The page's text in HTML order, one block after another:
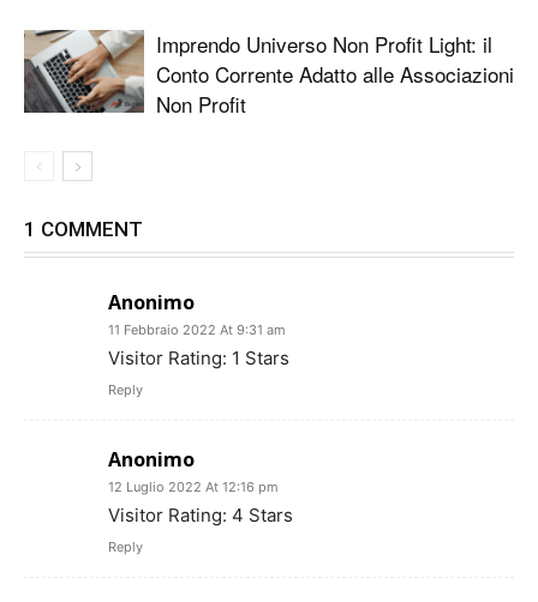
Imprendo Universo Non Profit Light: il
Conto Corrente Adatto alle Associazioni
Non Profit
1 COMMENT
Anonimo
11 Febbraio 2022 At 9:31 am
Visitor Rating: 1 Stars
Reply
Anonimo
12 Luglio 2022 At 12:16 pm
Visitor Rating: 4 Stars
Reply